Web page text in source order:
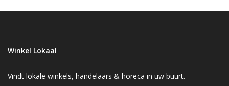
Winkel Lokaal
Vindt lokale winkels, handelaars & horeca in uw buurt.